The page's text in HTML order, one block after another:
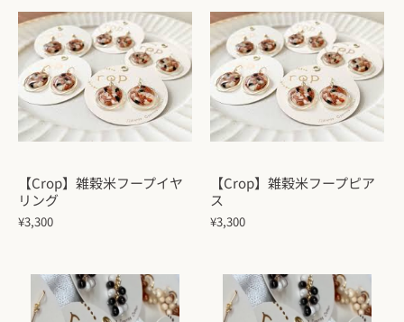
【Crop】雑穀米フープイヤ
リング
¥3,300
【Crop】雑穀米フープピア
ス
¥3,300